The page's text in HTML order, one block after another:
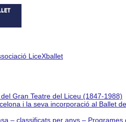
LiceXballet
Gran Teatre del Liceu (1847-1988)
i la seva incorporació al Ballet
– classificats per anys – Programes